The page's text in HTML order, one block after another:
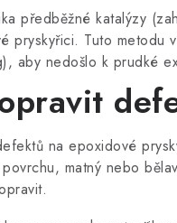
předběžné katalýzy
pryskyřici. Tuto metodu
aby nedošlo k prudké
na epoxidové
matný nebo